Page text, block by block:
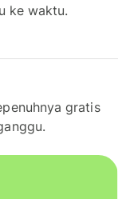
ke waktu.
gratis